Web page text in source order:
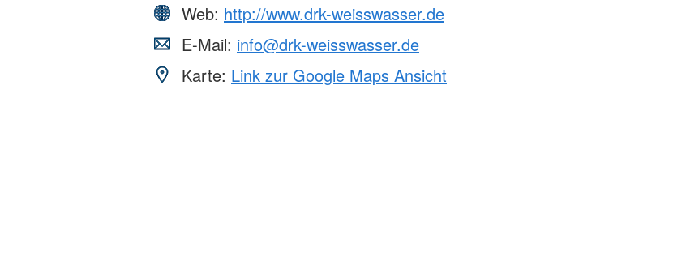
Web: http://www.drk-weisswasser.de
E-Mail: info@drk-weisswasser.de
Karte: Link zur Google Maps Ansicht